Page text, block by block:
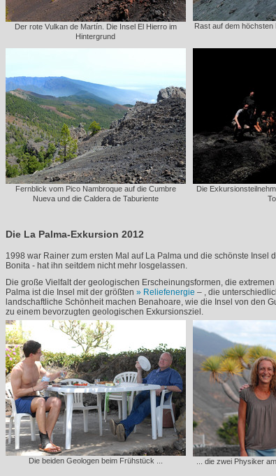
Der rote Vulkan de Martín. Die Insel El Hierro im
Hintergrund
Rast auf dem
Fernblick vom Pico Nambroque auf die Cumbre
Nueva und die Caldera de Taburiente
Die
Die La Palma-Exkursion 2012
1998 war Rainer zum ersten Mal auf La Palma und die schönste Insel
Bonita - hat ihn seitdem nicht mehr losgelassen.
Die große Vielfalt der geologischen Erscheinungsformen, die
Palma ist die Insel mit der größten
Reliefenergie – , die
landschaftliche Schönheit machen Benahoare, wie die Insel von den
zu einem bevorzugten geologischen Exkursionsziel.
Die beiden Geologen beim Frühstück ... ... die zwei Physiker